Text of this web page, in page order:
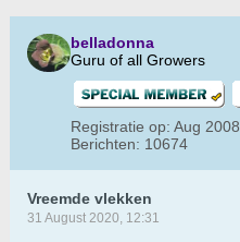
belladonna
Guru of all Growers
Registratie op: Aug 2008
Berichten: 10674
Vreemde vlekken
31 August 2020, 12:31